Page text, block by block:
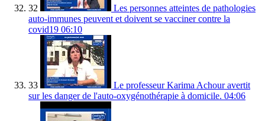
32
Les personnes atteintes de pathologies
auto-immunes peuvent et doivent se vacciner contre la
covid19 06:10
33
Le professeur Karima Achour avertit
sur les danger de l'auto-oxygénothérapie à domicile. 04:06